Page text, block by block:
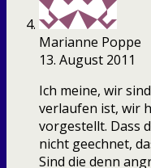
Marianne Poppe
13. August 2011
Ich meine, wir
verlaufen ist, wir
vorgestellt. Dass
nicht geechnet,
Sind die denn